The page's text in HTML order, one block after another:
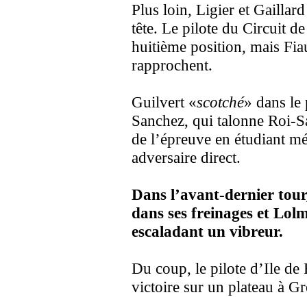
Plus loin, Ligier et
tête. Le pilote du Circuit
huitième position, mais
rapprochent.
Guilvert «scotché» dans le
Sanchez, qui talonne Roi-
de l’épreuve en étudiant
adversaire direct.
Dans l’avant-dernier
dans ses freinages et
escaladant un vibreur.
Du coup, le pilote d’Ile de
victoire sur un plateau à